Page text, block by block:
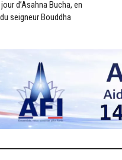
d’Asahna Bucha, en
seigneur Bouddha